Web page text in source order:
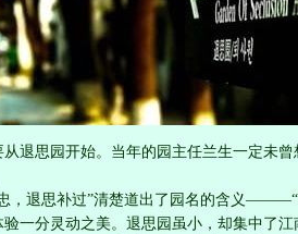
退思园开始。当年的园主任兰生一定未
忠，退思补过”清楚道出了园名的含义
一分灵动之美。退思园虽小，却集中了